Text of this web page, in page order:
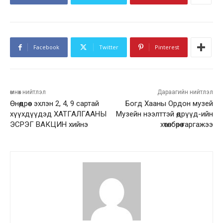
Facebook Twitter Pinterest
өмнөх нийтлэл
Өнөөдрөөс эхлэн 2, 4, 9 сартай
хүүхдүүдэд ХАТГАЛГААНЫ
ЭСРЭГ ВАКЦИН хийнэ
Дараагийн нийтлэл
Богд Хааны Ордон музей
Музейн нээлттэй өдрүүд-ийн
хөтөлбөрөө гаргажээ